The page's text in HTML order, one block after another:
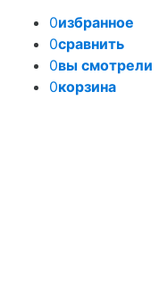
0избранное
0сравнить
0вы смотрели
0корзина